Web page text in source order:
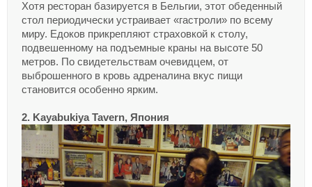
Хотя ресторан базируется в Бельгии, этот обеденный
стол периодически устраивает «гастроли» по всему
миру. Едоков прикрепляют страховкой к столу,
подвешенному на подъемные краны на высоте 50
метров. По свидетельствам очевидцем, от
выброшенного в кровь адреналина вкус пищи
становится особенно ярким.
2. Kayabukiya Tavern, Япония